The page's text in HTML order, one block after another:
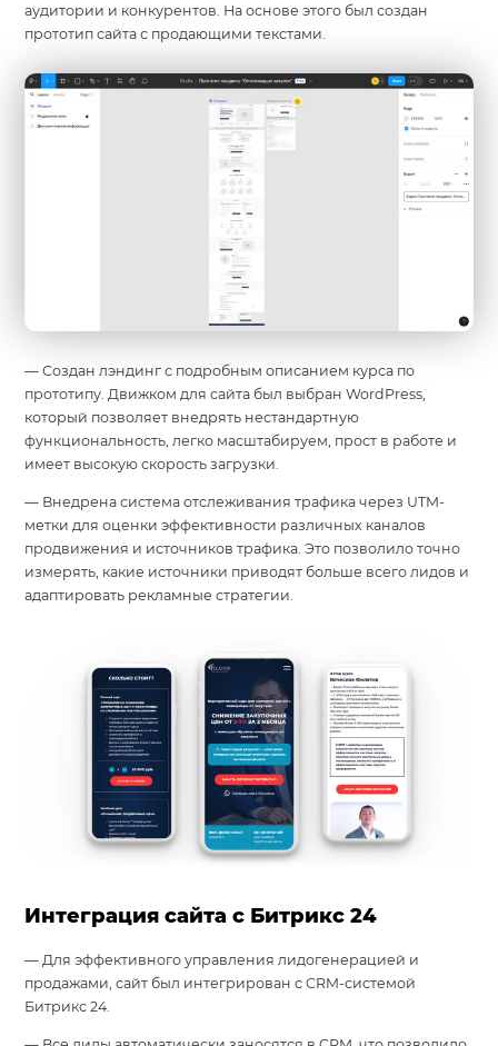
аудитории и конкурентов. На основе этого был создан
прототип сайта с продающими текстами.
— Создан лэндинг с подробным описанием курса по
прототипу. Движком для сайта был выбран WordPress,
который позволяет внедрять нестандартную
функциональность, легко масштабируем, прост в работе и
имеет высокую скорость загрузки.
— Внедрена система отслеживания трафика через UTM-
метки для оценки эффективности различных каналов
продвижения и источников трафика. Это позволило точно
измерять, какие источники приводят больше всего лидов и
адаптировать рекламные стратегии.
Интеграция сайта с Битрикс 24
— Для эффективного управления лидогенерацией и
продажами, сайт был интегрирован с CRM-системой
Битрикс 24.